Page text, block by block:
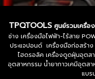
TPQTOOLS ศูนย์รวมเครื่อ
ช่าง เครื่องมือไฟฟ้า-ไร้สาย
ประแจปอนด์ เครื่องมือก่อสร้า
ไฮดรอลิค เครื่องดูดฝุ่นอุตส
อุตสาหกรรม น้ำยากาวเคมีอุตส
แบร